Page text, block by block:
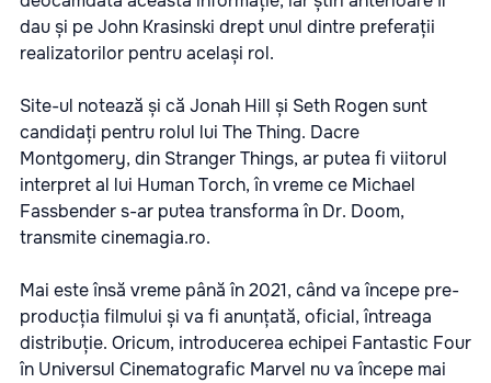
dau și pe John Krasinski drept unul dintre preferații
realizatorilor pentru același rol.
Site-ul notează și că Jonah Hill și Seth Rogen sunt
candidați pentru rolul lui The Thing. Dacre
Montgomery, din Stranger Things, ar putea fi viitorul
interpret al lui Human Torch, în vreme ce Michael
Fassbender s-ar putea transforma în Dr. Doom,
transmitecinemagia.ro.
Mai este însă vreme până în 2021, când va începe pre-
producția filmului și va fi anunțată, oficial, întreaga
distribuție. Oricum, introducerea echipei Fantastic Four
în Universul Cinematografic Marvel nu va începe mai